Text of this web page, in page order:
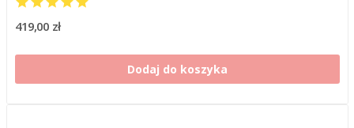
419,00 zł
Dodaj do koszyka